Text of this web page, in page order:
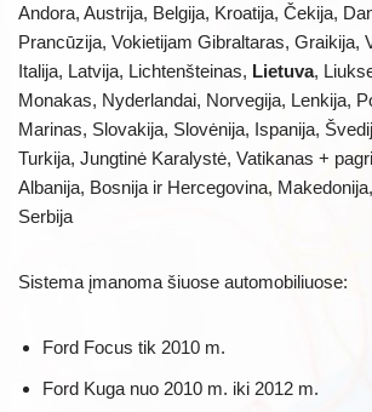
Andora, Austrija, Belgija, Kroatija, Čekija,
Prancūzija, Vokietijam Gibraltaras, Graikija,
Italija, Latvija, Lichtenšteinas, Lietuva,
Monakas, Nyderlandai, Norvegija, Lenkija,
Marinas, Slovakija, Slovėnija, Ispanija,
Turkija, Jungtinė Karalystė, Vatikanas +
Albanija, Bosnija ir Hercegovina,
Serbija
Sistema įmanoma šiuose automobiliuose:
Ford Focus tik 2010 m.
Ford Kuga nuo 2010 m. iki 2012 m.